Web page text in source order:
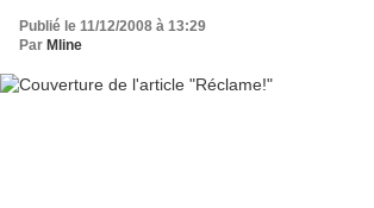
Publié le 11/12/2008 à 13:29
Par Mline